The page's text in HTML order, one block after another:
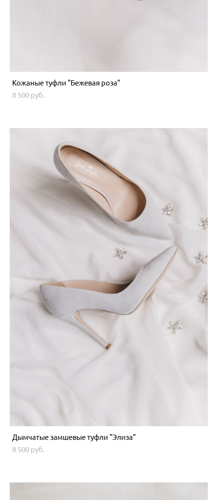
Кожаные туфли "Бежевая роза"
8 500 pуб.
Дымчатые замшевые туфли "Элиза"
8 500 pуб.